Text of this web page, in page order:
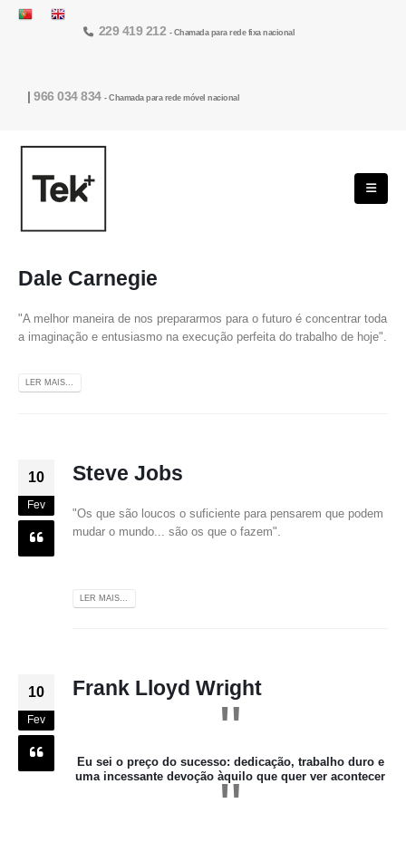
229 419 212 - Chamada para rede fixa nacional
| 966 034 834 - Chamada para rede móvel nacional
Dale Carnegie
"A melhor maneira de nos prepararmos para o futuro é concentrar toda
a imaginação e entusiasmo na execução perfeita do trabalho de hoje".
LER MAIS...
10
Fev
Steve Jobs
"Os que são loucos o suficiente para pensarem que podem
mudar o mundo... são os que o fazem".
LER MAIS...
10
Fev
Frank Lloyd Wright
"
Eu sei o preço do sucesso: dedicação, trabalho duro e
uma incessante devoção àquilo que quer ver acontecer
"